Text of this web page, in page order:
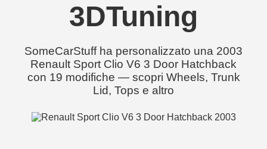
3DTuning
SomeCarStuff ha personalizzato una 2003
Renault Sport Clio V6 3 Door Hatchback
con 19 modifiche — scopri Wheels, Trunk
Lid, Tops e altro